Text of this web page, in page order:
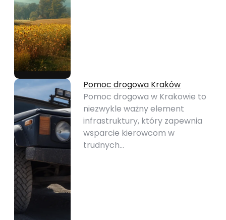
Pomoc drogowa Kraków
Pomoc drogowa w Krakowie to
niezwykle ważny element
infrastruktury, który zapewnia
wsparcie kierowcom w
trudnych…